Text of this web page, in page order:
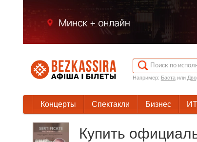
Например: Бастаили
Концерты Спектакли Бизнес
Купить